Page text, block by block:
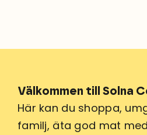
Välkommen till Solna
Här kan du shoppa,
familj, äta god mat